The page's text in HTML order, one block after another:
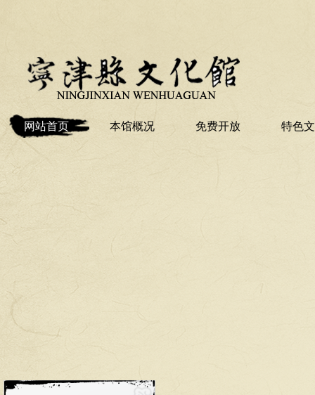
网站首页 本馆概况 免费开放 特色